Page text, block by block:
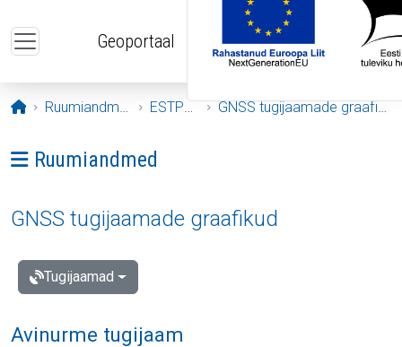
Geoportaal
Avaleht
Ruumiandmed ESTPOS GNSS tugijaamade graafikud
Ava menüü: Ruumiandmed
Ruumiandmed
GNSS tugijaamade graafikud
Tugijaamad
Avinurme tugijaam